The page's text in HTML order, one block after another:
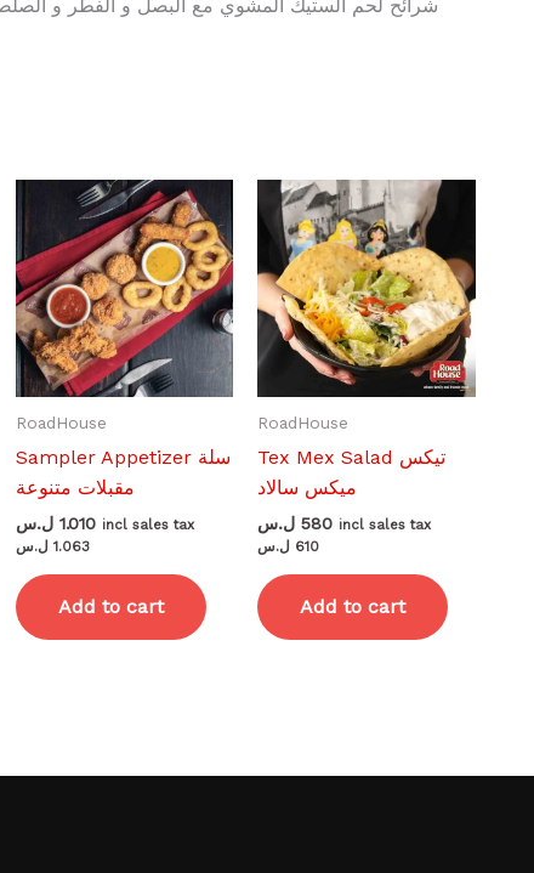
شرائح لحم الستيك المشوي مع البصل و الفطر و
RoadHouse
Sampler Appetizer سلة
مقبلات متنوعة
1.010 ل.س
incl sales tax
1.063 ل.س
Add to cart
RoadHouse
Tex Mex Salad تيكس
ميكس سالاد
580 ل.س
incl sales tax
610 ل.س
Add to cart